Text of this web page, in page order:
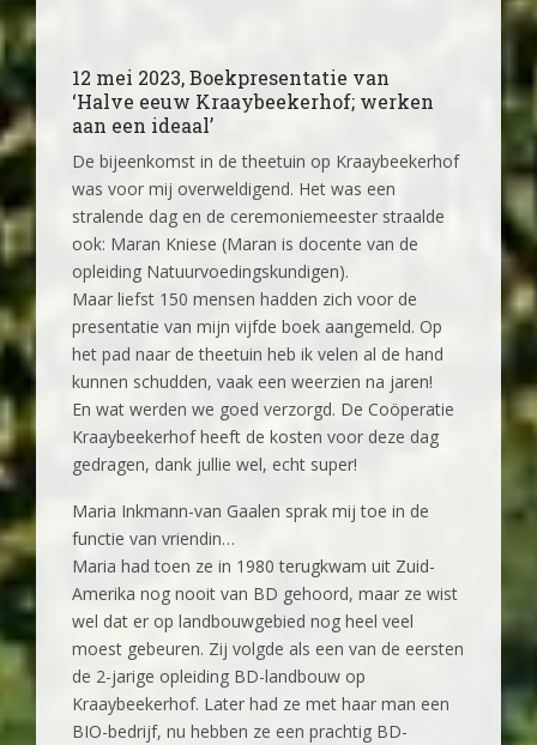
12 mei 2023, Boekpresentatie van
‘Halve eeuw Kraaybeekerhof; werken
aan een ideaal’
De bijeenkomst in de theetuin op Kraaybeekerhof
was voor mij overweldigend. Het was een
stralende dag en de ceremoniemeester straalde
ook: Maran Kniese (Maran is docente van de
opleiding Natuurvoedingskundigen).
Maar liefst 150 mensen hadden zich voor de
presentatie van mijn vijfde boek aangemeld. Op
het pad naar de theetuin heb ik velen al de hand
kunnen schudden, vaak een weerzien na jaren!
En wat werden we goed verzorgd. De Coöperatie
Kraaybeekerhof heeft de kosten voor deze dag
gedragen, dank jullie wel, echt super!
Maria Inkmann-van Gaalen sprak mij toe in de
functie van vriendin…
Maria had toen ze in 1980 terugkwam uit Zuid-
Amerika nog nooit van BD gehoord, maar ze wist
wel dat er op landbouwgebied nog heel veel
moest gebeuren. Zij volgde als een van de eersten
de 2-jarige opleiding BD-landbouw op
Kraaybeekerhof. Later had ze met haar man een
BIO-bedrijf, nu hebben ze een prachtig BD-